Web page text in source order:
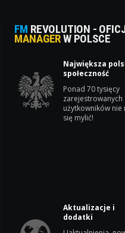
FM REVOLUTION -
MANAGERW POLSCE
Największa
społeczność
Ponad 70 tysięcy
zarejestrowanych
użytkowników nie
się mylić!
Aktualizacje i
dodatki